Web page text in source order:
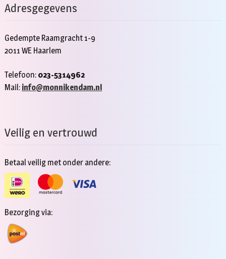
Adresgegevens
Gedempte Raamgracht 1-9
2011 WE Haarlem
Telefoon: 023-5314962
Mail: info@monnikendam.nl
Veilig en vertrouwd
Betaal veilig met onder andere:
Bezorging via: